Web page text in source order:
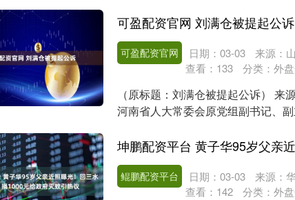
可盈配资官网 刘满仓被提起公诉
可盈配资官网 日期：03-03
来源：
查看： 133 分类： 外
（原标题：刘满仓被提起公诉） 来
河南省人大常委会原党组副书记、
鲲鹏配资平台 日期：03-03
来源：
查看： 142 分类： 外